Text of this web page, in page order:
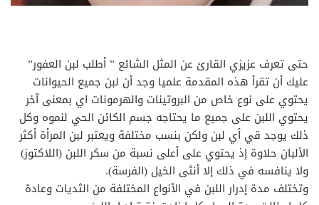
حتى تعرف عزيزي القارئ عن المثل الشائع ” أطلب لبن العفور”
عليك أن تقرأ هذه المقدمة علميا وجد أن لبن جميع الحيوانات
يحتوي على نوع خاص من البروتينات والهرمونات اي بمعنى آخر
يحتوي اللبن على جميع ما يحتاجه جسم الكائن الحي لنموه وكل
ذلك يوجد قي أي لبن ولكن بنسب مختلفة ويعتبر لبن المرأة أكثر
الألبان حلاوة إذ يحتوي على أعلى نسبة من سكر اللبن (اللاكتوز)
ولا ينافسه في ذلك إلا أنثى الخيل (الفرسة).
وتختلف مدة إدرار اللبن في الأنواع المختلفة من الثديات وعادة